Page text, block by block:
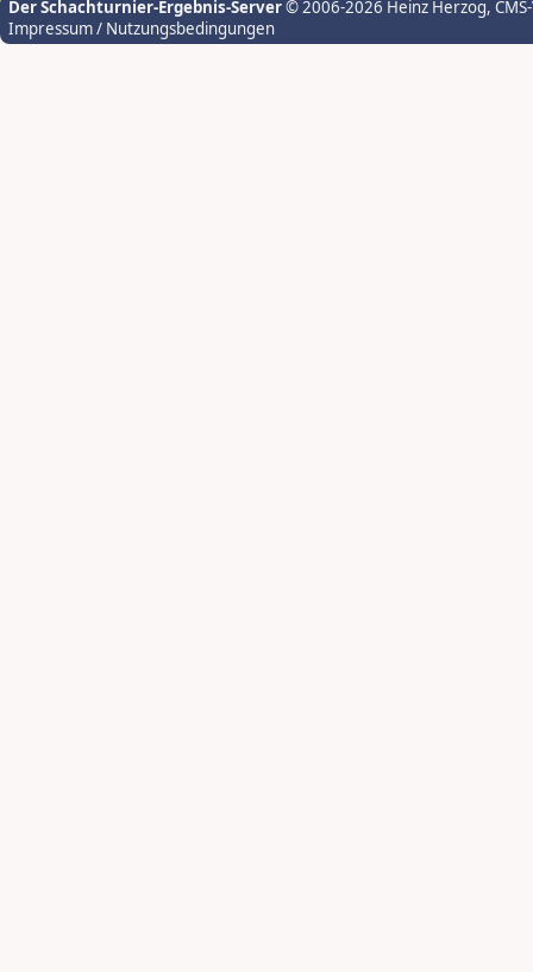
Der Schachturnier-Ergebnis-Server© 2006-2026 Heinz Herzog,
Impressum / Nutzungsbedingungen